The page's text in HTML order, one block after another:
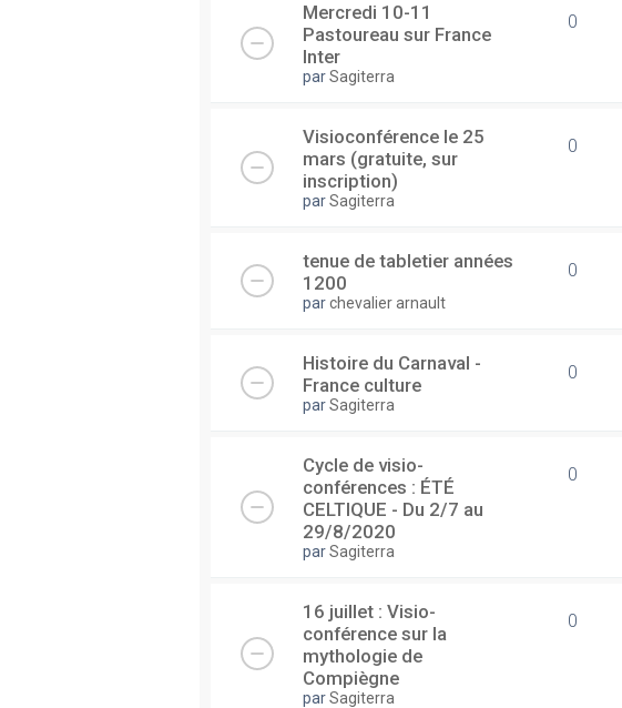
Mercredi 10-11
Pastoureau sur France
Inter
parSagiterra
0
Visioconférence le 25
mars (gratuite, sur
inscription)
parSagiterra
0
tenue de tabletier années
1200
parchevalier arnault
0
Histoire du Carnaval -
France culture
parSagiterra
0
Cycle de visio-
conférences : ÉTÉ
CELTIQUE - Du 2/7 au
29/8/2020
parSagiterra
0
16 juillet : Visio-
conférence sur la
mythologie de
Compiègne
parSagiterra
0